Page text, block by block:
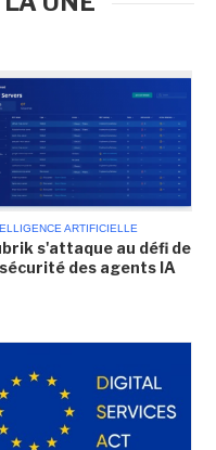
ARTIFICIELLE
s'attaque au défi de
sécurité des agents IA